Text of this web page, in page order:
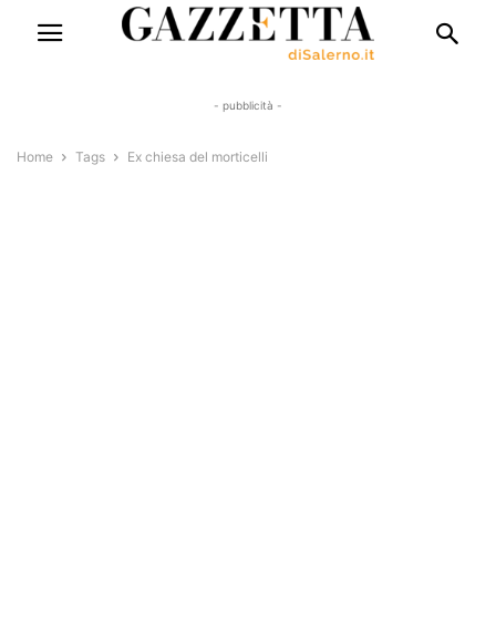
- pubblicità -
Home Tags Ex chiesa del morticelli